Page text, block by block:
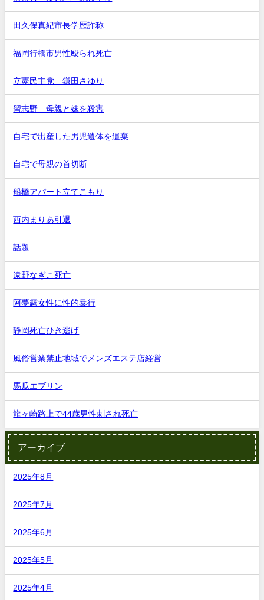
田久保真紀市長学歴詐称
福岡行橋市男性殴られ死亡
立憲民主党 鎌田さゆり
習志野 母親と妹を殺害
自宅で出産した男児遺体を遺棄
自宅で母親の首切断
船橋アパート立てこもり
西内まりあ引退
話題
遠野なぎこ死亡
阿夢露女性に性的暴行
静岡死亡ひき逃げ
風俗営業禁止地域でメンズエステ店経営
馬瓜エブリン
龍ヶ崎路上で44歳男性刺され死亡
アーカイブ
2025年8月
2025年7月
2025年6月
2025年5月
2025年4月